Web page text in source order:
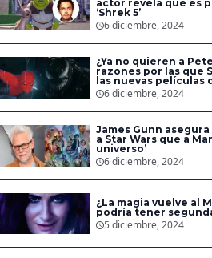
actor revela que es
‘Shrek 5’
6 diciembre, 2024
¿Ya no quieren a
razones por las que
las nuevas películas
6 diciembre, 2024
James Gunn
a Star Wars que a
universo’
6 diciembre, 2024
¿La magia vuelve al
podría tener
5 diciembre, 2024